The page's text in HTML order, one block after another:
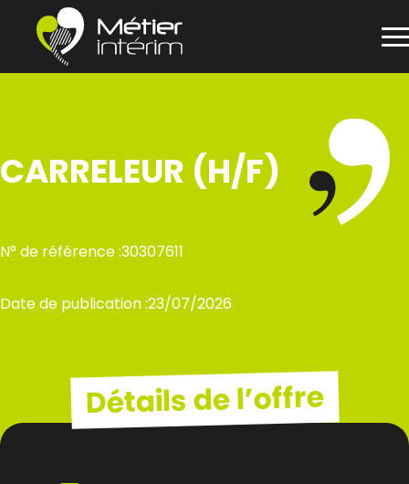
CARRELEUR (H/F)
N° de référence :30307611
Date de publication :23/07/2026
Détails de l’offre
Panneau de gestion des cookies